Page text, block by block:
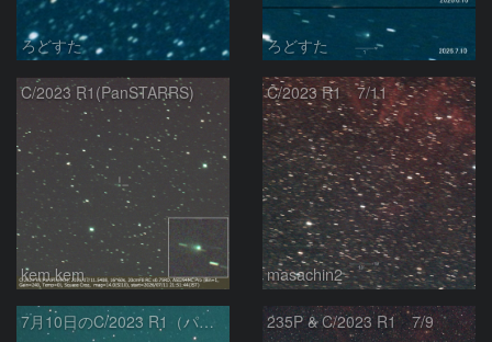
ろどすた ろどすた
C/2023 R1(PanSTARRS)
kem.kem
C/2023 R1 7/11
masachin2
7月10日のC/2023 R1（パンスターズ彗星） 235P & C/2023 R1 7/9